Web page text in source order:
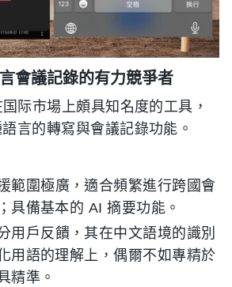
會議記錄的有力競爭者
际市場上頗具知名度的工具，
言的轉寫與會議記錄功能。
範圍極廣，適合頻繁進行跨國會
具備基本的 AI 摘要功能。
用戶反饋，其在中文語境的識別
用語的理解上，偶爾不如專精於
精準。